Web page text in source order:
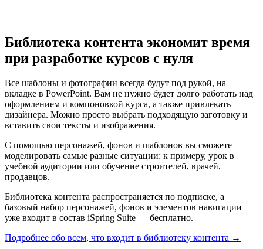
Библиотека контента экономит время
при разработке курсов с нуля
Все шаблоны и фотографии всегда будут под рукой, на
вкладке в PowerPoint. Вам не нужно будет долго работать над
оформлением и компоновкой курса, а также привлекать
дизайнера. Можно просто выбрать подходящую заготовку и
вставить свои тексты и изображения.
С помощью персонажей, фонов и шаблонов вы сможете
моделировать самые разные ситуации: к примеру, урок в
учебной аудитории или обучение строителей, врачей,
продавцов.
Библиотека контента распространяется по подписке, а
базовый набор персонажей, фонов и элементов навигации
уже входит в состав iSpring Suite — бесплатно.
Подробнее обо всем, что входит в библиотеку контента →